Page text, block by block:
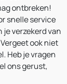
ontbreken!
snelle service
verzekerd van
ook niet
Heb je vragen
ons gerust,